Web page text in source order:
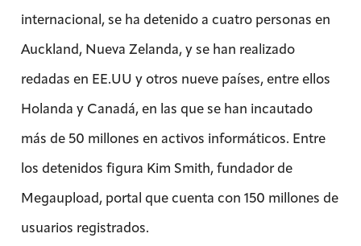
internacional, se ha detenido a cuatro personas en
Auckland, Nueva Zelanda, y se han realizado
redadas en EE.UU y otros nueve países, entre ellos
Holanda y Canadá, en las que se han incautado
más de 50 millones en activos informáticos. Entre
los detenidos figura Kim Smith, fundador de
Megaupload, portal que cuenta con 150 millones de
usuarios registrados.